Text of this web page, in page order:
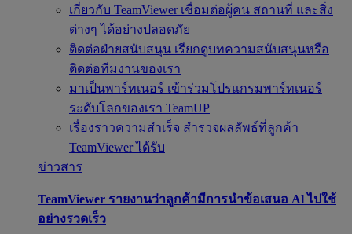
เกี่ยวกับ TeamViewer เชื่อมต่อผู้คน สถานที่ และสิ่ง
ต่างๆ ได้อย่างปลอดภัย
ติดต่อฝ่ายสนับสนุน เรียกดูบทความสนับสนุนหรือ
ติดต่อทีมงานของเรา
มาเป็นพาร์ทเนอร์ เข้าร่วมโปรแกรมพาร์ทเนอร์
ระดับโลกของเรา TeamUP
เรื่องราวความสำเร็จ สำรวจผลลัพธ์ที่ลูกค้า
TeamViewer ได้รับ
ข่าวสาร
TeamViewer รายงานว่าลูกค้ามีการนำข้อเสนอ Al ไปใช้
อย่างรวดเร็ว